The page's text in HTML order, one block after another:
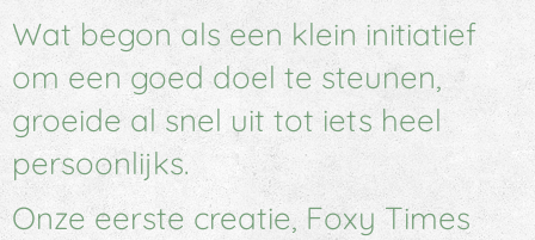
Wat begon als een klein initiatief
om een goed doel te steunen,
groeide al snel uit tot iets heel
persoonlijks.
Onze eerste creatie, Foxy Times